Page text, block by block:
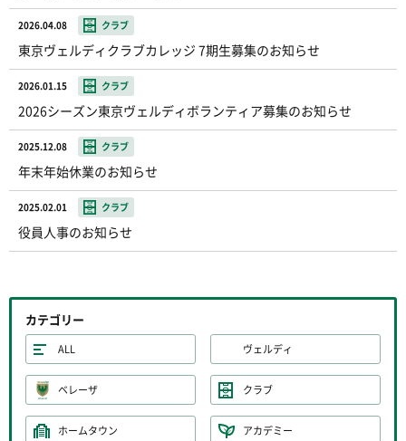
2026.04.08 クラブ
東京ヴェルディクラブカレッジ 7期生募集のお知らせ
2026.01.15 クラブ
2026シーズン東京ヴェルディボランティア募集のお知らせ
2025.12.08 クラブ
年末年始休業のお知らせ
2025.02.01 クラブ
役員人事のお知らせ
カテゴリー
ALL ヴェルディ
ベレーザ クラブ
ホームタウン アカデミー